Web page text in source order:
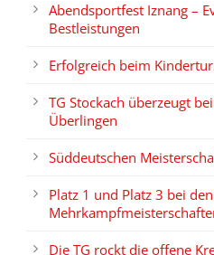
Abendsportfest Iznang –
Bestleistungen
Erfolgreich beim
TG Stockach überzeugt
Überlingen
Süddeutschen
Platz 1 und Platz 3 bei
Die TG rockt die offene